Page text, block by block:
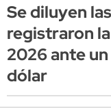
Se diluyen
registraron
2026 ante
dólar